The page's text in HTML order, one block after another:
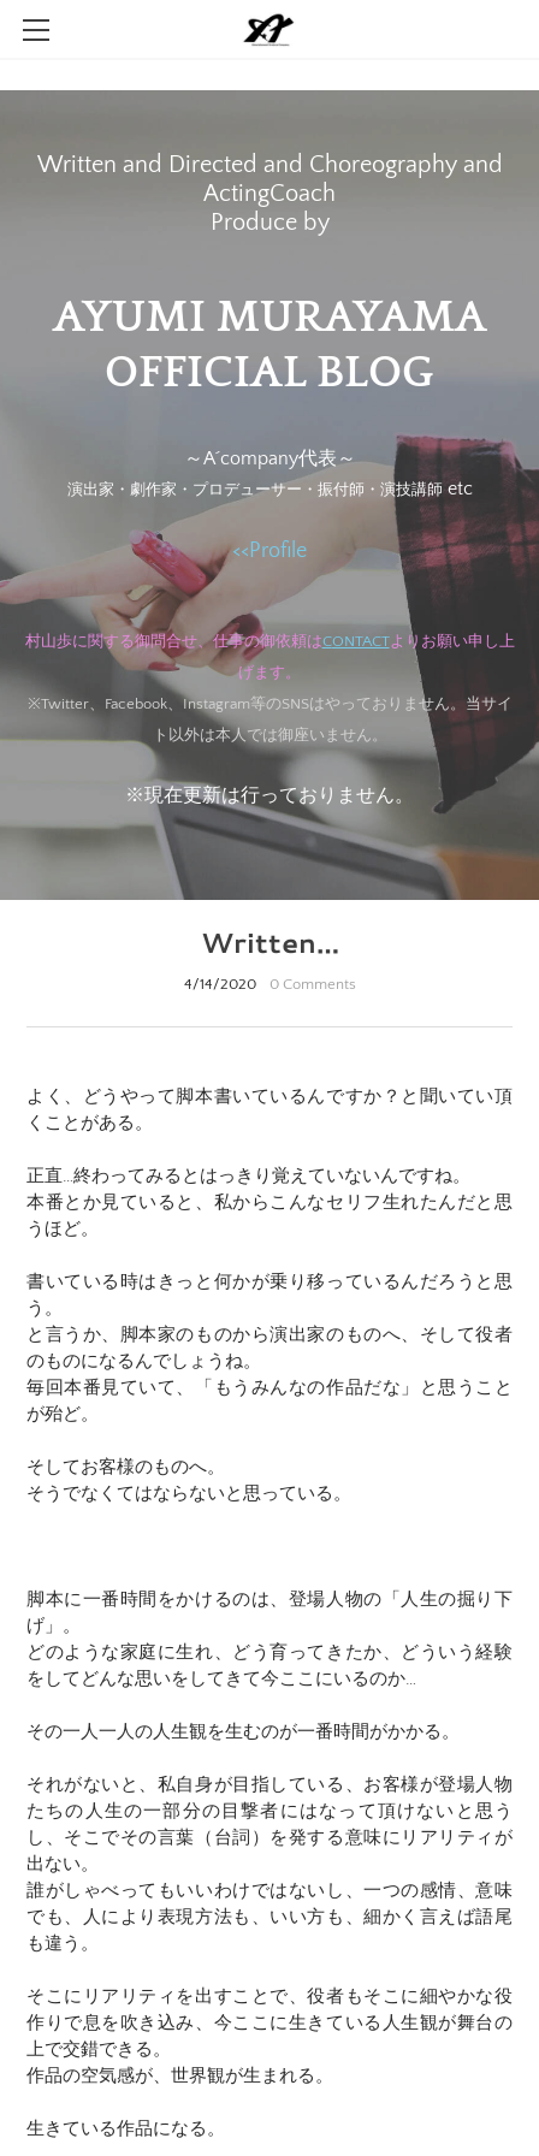
Written and Directed and Choreography and
ActingCoach
​Produce by
AYUMI MURAYAMA
​OFFICIAL BLOG
～A´company代表～
演出家・劇作家・プロデューサー・振付師・演技講師etc
<<Profile
村山歩に関する御問合せ、仕事の御依頼はCONTACTより お願い申し上
げます。
※Twitter、Facebook、Instagram等のSNSはやっておりません。当サイ
ト以外は本人では御座いません。
※現在更新は行っておりません。
Written…
4/14/2020 0 Comments
よく、どうやって脚本書いているんですか？と聞いてい頂
くことがある。
正直…終わってみるとはっきり覚えていないんですね。
本番とか見ていると、私からこんなセリフ生れたんだと思
うほど。
書いている時はきっと何かが乗り移っているんだろうと思
う。
と言うか、脚本家のものから演出家のものへ、そして役者
のものになるんでしょうね。
毎回本番見ていて、「もうみんなの作品だな」と思うこと
が殆ど。
そしてお客様のものへ。
そうでなくてはならないと思っている。
脚本に一番時間をかけるのは、登場人物の「人生の掘り下
げ」。
どのような家庭に生れ、どう育ってきたか、どういう経験
をしてどんな思いをしてきて今ここにいるのか…
その一人一人の人生観を生むのが一番時間がかかる。
それがないと、私自身が目指している、お客様が登場人物
たちの人生の一部分の目撃者にはなって頂けないと思う
し、そこでその言葉（台詞）を発する意味にリアリティが
出ない。
誰がしゃべってもいいわけではないし、一つの感情、意味
でも、人により表現方法も、いい方も、細かく言えば語尾
も違う。
そこにリアリティを出すことで、役者もそこに細やかな役
作りで息を吹き込み、今ここに生きている人生観が舞台の
上で交錯できる。
作品の空気感が、世界観が生まれる。
生きている作品になる。
Contact